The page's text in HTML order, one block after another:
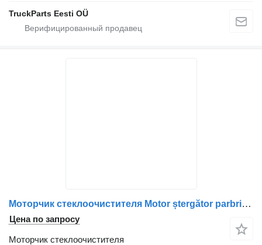
TruckParts Eesti OÜ
Моторчик стеклоочистителя Motor ștergător parbriz Volvo 71101262 150721600 для грузовика
Цена по запросу
Моторчик стеклоочистителя